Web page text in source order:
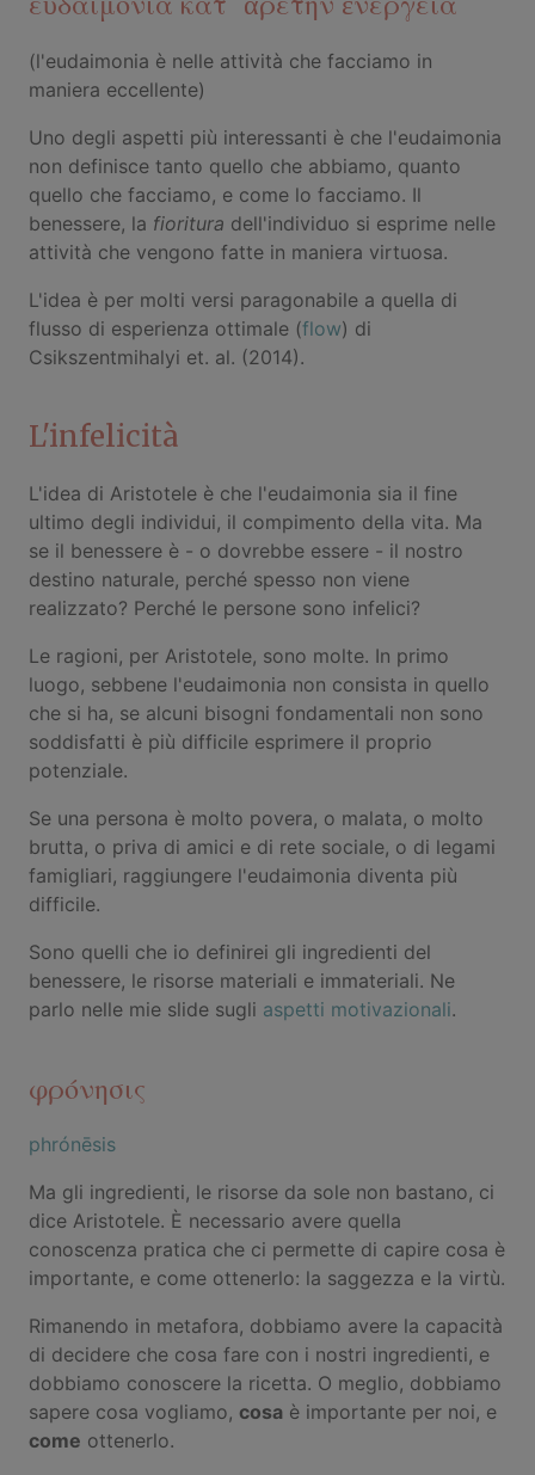
(l'eudaimonia è nelle attività che facciamo in
maniera eccellente)
Uno degli aspetti più interessanti è che l'eudaimonia
non definisce tanto quello che abbiamo, quanto
quello che facciamo, e come lo facciamo. Il
benessere, la fioritura dell'individuo si esprime nelle
attività che vengono fatte in maniera virtuosa.
L'idea è per molti versi paragonabile a quella di
flusso di esperienza ottimale (flow) di
Csikszentmihalyi et. al. (2014).
L'infelicità
L'idea di Aristotele è che l'eudaimonia sia il fine
ultimo degli individui, il compimento della vita. Ma
se il benessere è - o dovrebbe essere - il nostro
destino naturale, perché spesso non viene
realizzato? Perché le persone sono infelici?
Le ragioni, per Aristotele, sono molte. In primo
luogo, sebbene l'eudaimonia non consista in quello
che si ha, se alcuni bisogni fondamentali non sono
soddisfatti è più difficile esprimere il proprio
potenziale.
Se una persona è molto povera, o malata, o molto
brutta, o priva di amici e di rete sociale, o di legami
famigliari, raggiungere l'eudaimonia diventa più
difficile.
Sono quelli che io definirei gli ingredienti del
benessere, le risorse materiali e immateriali. Ne
parlo nelle mie slide sugli aspetti motivazionali.
φρόνησις
phrónēsis
Ma gli ingredienti, le risorse da sole non bastano, ci
dice Aristotele. È necessario avere quella
conoscenza pratica che ci permette di capire cosa è
importante, e come ottenerlo: la saggezza e la virtù.
Rimanendo in metafora, dobbiamo avere la capacità
di decidere che cosa fare con i nostri ingredienti, e
dobbiamo conoscere la ricetta. O meglio, dobbiamo
sapere cosa vogliamo, cosa è importante per noi, e
come ottenerlo.